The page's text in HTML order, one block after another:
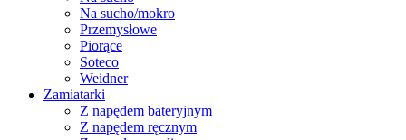
Na sucho/mokro
Przemysłowe
Piorące
Soteco
Weidner
Zamiatarki
Z napędem bateryjnym
Z napędem ręcznym